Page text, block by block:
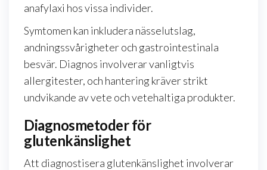
anafylaxi hos vissa individer.
Symtomen kan inkludera nässelutslag,
andningssvårigheter och gastrointestinala
besvär. Diagnos involverar vanligtvis
allergitester, och hantering kräver strikt
undvikande av vete och vetehaltiga produkter.
Diagnosmetoder för
glutenkänslighet
Att diagnostisera glutenkänslighet involverar